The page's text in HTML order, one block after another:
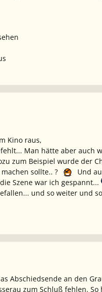
Kino raus,
Man hätte aber auch
zum Beispiel wurde der
sollte.. ?
Und
Szene war ich gespannt...
und so weiter und
Abschiedsende an den
zum Schluß fehlen.